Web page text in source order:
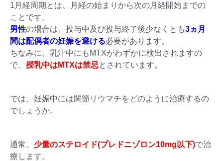
1月経周期とは、月経の始まりから次の月経開始までの
ことです。
男性の場合は、投与中及び投与終了後少なくとも3ヵ月
間は配偶者の妊娠を避ける必要があります。
ちなみに、乳汁中にもMTXがわずかに検出されますの
で、 授乳中はMTXは禁忌とされています。
では、妊娠中には関節リウマチをどのように治療するの
でしょうか。
通常、 少量のステロイド(プレドニゾロン10mg以下)で治
療します。